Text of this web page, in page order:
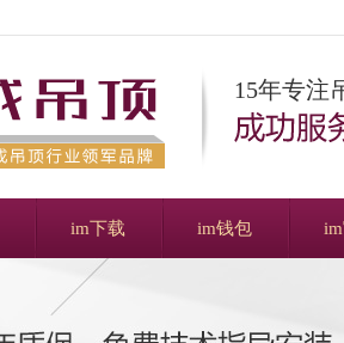
15年专注
im下载 im钱包